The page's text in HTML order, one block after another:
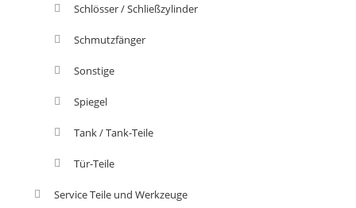
Schlösser / Schließzylinder
Schmutzfänger
Sonstige
Spiegel
Tank / Tank-Teile
Tür-Teile
Service Teile und Werkzeuge